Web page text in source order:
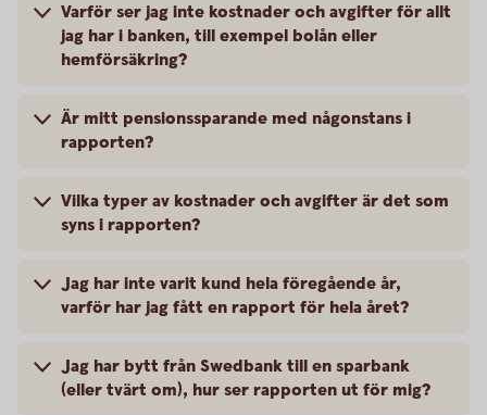
Varför ser jag inte kostnader och avgifter för allt
jag har i banken, till exempel bolån eller
hemförsäkring?
Är mitt pensionssparande med någonstans i
rapporten?
Vilka typer av kostnader och avgifter är det som
syns i rapporten?
Jag har inte varit kund hela föregående år,
varför har jag fått en rapport för hela året?
Jag har bytt från Swedbank till en sparbank
(eller tvärt om), hur ser rapporten ut för mig?